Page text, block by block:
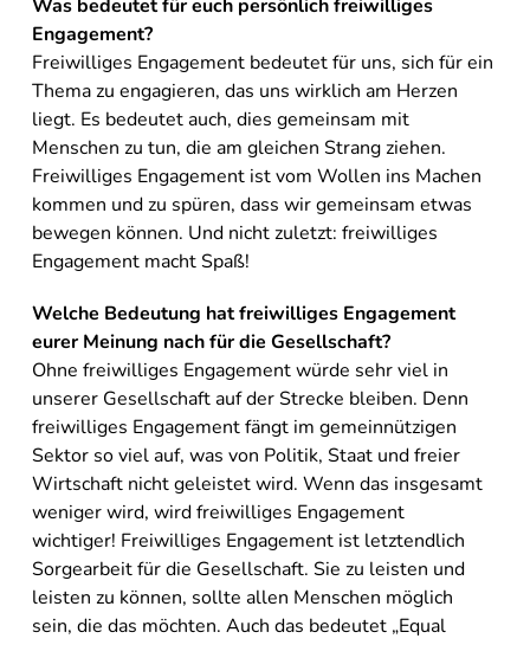
Was bedeutet für euch persönlich freiwilliges
Engagement?
Freiwilliges Engagement bedeutet für uns, sich für ein
Thema zu engagieren, das uns wirklich am Herzen
liegt. Es bedeutet auch, dies gemeinsam mit
Menschen zu tun, die am gleichen Strang ziehen.
Freiwilliges Engagement ist vom Wollen ins Machen
kommen und zu spüren, dass wir gemeinsam etwas
bewegen können. Und nicht zuletzt: freiwilliges
Engagement macht Spaß!
Welche Bedeutung hat freiwilliges Engagement
eurer Meinung nach für die Gesellschaft?
Ohne freiwilliges Engagement würde sehr viel in
unserer Gesellschaft auf der Strecke bleiben. Denn
freiwilliges Engagement fängt im gemeinnützigen
Sektor so viel auf, was von Politik, Staat und freier
Wirtschaft nicht geleistet wird. Wenn das insgesamt
weniger wird, wird freiwilliges Engagement
wichtiger! Freiwilliges Engagement ist letztendlich
Sorgearbeit für die Gesellschaft. Sie zu leisten und
leisten zu können, sollte allen Menschen möglich
sein, die das möchten. Auch das bedeutet „Equal